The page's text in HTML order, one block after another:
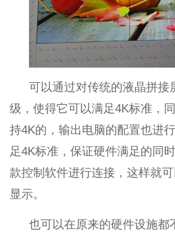
可以通过对传统的液晶拼接
级，使得它可以满足4K标准，
持4K的，输出电脑的配置也进
足4K标准，保证硬件满足的同
款控制软件进行连接，这样就
显示。
也可以在原来的硬件设施都